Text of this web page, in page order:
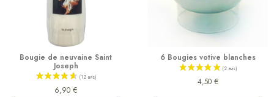
Bougie de neuvaine Saint
Joseph
6,90 €
6 Bougies votive blanches
4,50 €